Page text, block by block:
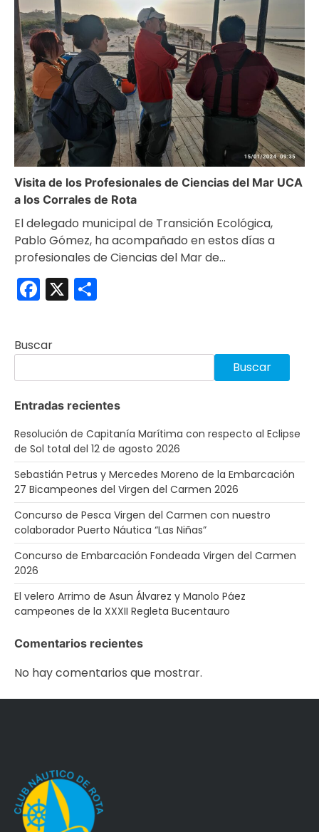
Visita de los Profesionales de Ciencias del Mar UCA
a los Corrales de Rota
El delegado municipal de Transición Ecológica,
Pablo Gómez, ha acompañado en estos días a
profesionales de Ciencias del Mar de…
Facebook
X
Buscar
Buscar
Entradas recientes
Resolución de Capitanía Marítima con respecto al Eclipse
de Sol total del 12 de agosto 2026
Sebastián Petrus y Mercedes Moreno de la Embarcación
27 Bicampeones del Virgen del Carmen 2026
Concurso de Pesca Virgen del Carmen con nuestro
colaborador Puerto Náutica “Las Niñas”
Concurso de Embarcación Fondeada Virgen del Carmen
2026
El velero Arrimo de Asun Álvarez y Manolo Páez
campeones de la XXXII Regleta Bucentauro
Comentarios recientes
No hay comentarios que mostrar.